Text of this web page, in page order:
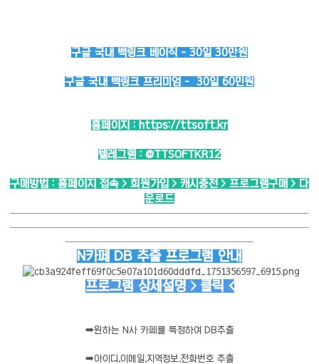
구글 국내 백링크 베이직 - 30일 30만원
구글 국내 백링크 프리미엄 - 30일 60민원
홈페이지 : https://ttsoft.kr
텔레그램 : @TTSOFTKR12
구매방법 : 홈페이지 접속 > 회원가입 > 캐시충전 > 프로그램구매 > 다
운로드
───────────────────────────────────
───────────────────────────────────
──────────────────────
N카페 DB 추출 프로그램 안내
프로그램 상세설명 > 클릭 <
➡️원하는 N사 카페를 특정하여 DB추출
➡️아이디,이메일,지역정보,전화번호 추출